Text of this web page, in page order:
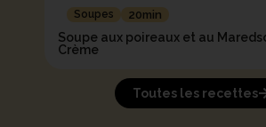
Soupes 20min
Soupe aux poireaux et au
Crème
Toutes les recettes